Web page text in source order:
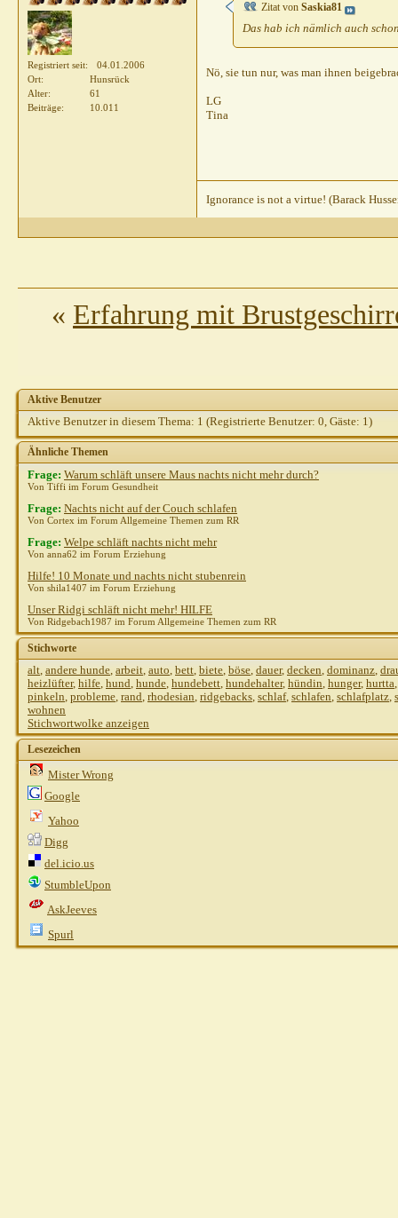
AW: Meine Luca schläft Nachts...25.10.2010,
AW: Meine Luca schläft Nachts...25.10.2010,
AW: Meine Luca schläft Nachts...
AW: Meine Luca schläft Nachts...
Heins AW: Meine Luca schläft Nachts...
Heins AW: Meine Luca
Weitere Beiträge
JuchhuAW: Meine Luca schläft Nachts...25.10.2010,
Registriert seit
04.01.2006
Ort
Hunsrück
Alter
61
Beiträge
10.011
Zitat von Saskia81
Das hab ich nämlich auch
Nö, sie tun nur, was man ihnen
LG
Tina
Ignorance is not a virtue! (Barack
« Erfahrung mit
Aktive Benutzer
Aktive Benutzer in diesem Thema: 1 (Registrierte Benutzer: 0, Gäste: 1)
Ähnliche Themen
Frage: Warum schläft unsere Maus nachts nicht mehr durch?
Von Tiffi im Forum Gesundheit
Frage: Nachts nicht auf der Couch schlafen
Von Cortex im Forum Allgemeine Themen zum RR
Frage: Welpe schläft nachts nicht mehr
Von anna62 im Forum Erziehung
Hilfe! 10 Monate und nachts nicht stubenrein
Von shila1407 im Forum Erziehung
Unser Ridgi schläft nicht mehr! HILFE
Von Ridgebach1987 im Forum Allgemeine Themen zum RR
Stichworte
alt, andere hunde, arbeit, auto, bett, biete, böse, dauer, decken, dominanz,
heizlüfter, hilfe, hund, hunde, hundebett, hundehalter, hündin, hunger, hurtta
pinkeln, probleme, rand, rhodesian, ridgebacks, schlaf, schlafen, schlafplatz,
wohnen
Stichwortwolke anzeigen
Lesezeichen
Mister Wrong
Google
Yahoo
Digg
del.icio.us
StumbleUpon
AskJeeves
Spurl